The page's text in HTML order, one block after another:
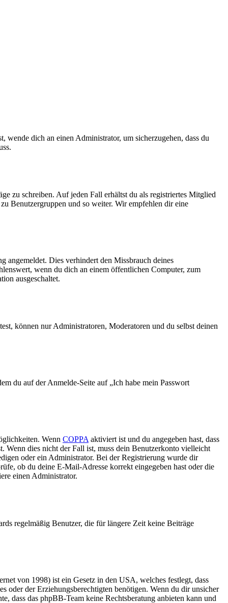
dich an einen Administrator, um sicherzugehen, dass du
zu schreiben. Auf jeden Fall erhältst du als registriertes Mitglied
Benutzergruppen und so weiter. Wir empfehlen dir eine
angemeldet. Dies verhindert den Missbrauch deines
wenn du dich an einem öffentlichen Computer, zum
ausgeschaltet.
können nur Administratoren, Moderatoren und du selbst deinen
du auf der Anmelde-Seite auf „Ich habe mein Passwort
Wenn COPPA aktiviert ist und du angegeben hast, dass
Wenn dies nicht der Fall ist, muss dein Benutzerkonto vielleicht
oder ein Administrator. Bei der Registrierung wurde dir
ob du deine E-Mail-Adresse korrekt eingegeben hast oder die
einen Administrator.
regelmäßig Benutzer, die für längere Zeit keine Beiträge
von 1998) ist ein Gesetz in den USA, welches festlegt, dass
oder der Erziehungsberechtigten benötigen. Wenn du dir unsicher
dass das phpBB-Team keine Rechtsberatung anbieten kann und